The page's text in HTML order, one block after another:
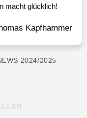
macht glücklich!
Kapfhammer
2024/2025